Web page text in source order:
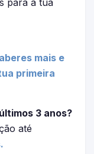
para a tua
mais e
primeira
3 anos?
até